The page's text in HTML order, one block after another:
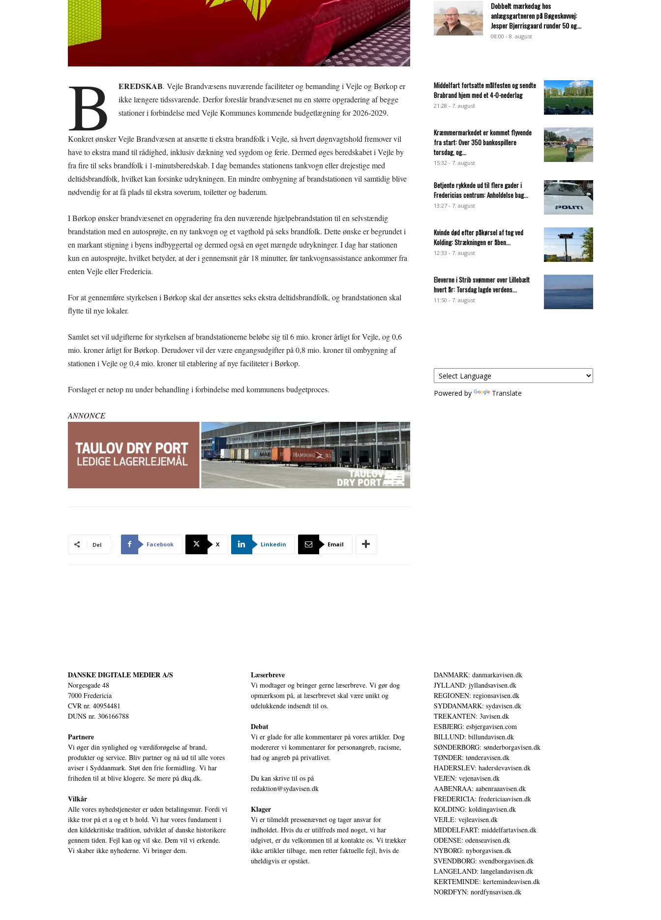
B EREDSKAB. Vejle Brandvæsens nuværende faciliteter og bemanding i Vejle og Børkop er
ikke længere tidssvarende. Derfor foreslår brandvæsenet nu en større opgradering af begge
stationer i forbindelse med Vejle Kommunes kommende budgetlægning for 2026-2029.
Konkret ønsker Vejle Brandvæsen at ansætte ti ekstra brandfolk i Vejle, så hvert døgnvagtshold fremover vil
have to ekstra mand til rådighed, inklusiv dækning ved sygdom og ferie. Dermed øges beredskabet i Vejle by
fra fire til seks brandfolk i 1-minutsberedskab. I dag bemandes stationens tankvogn eller drejestige med
deltidsbrandfolk, hvilket kan forsinke udrykningen. En mindre ombygning af brandstationen vil samtidig blive
nødvendig for at få plads til ekstra soverum, toiletter og baderum.
I Børkop ønsker brandvæsenet en opgradering fra den nuværende hjælpebrandstation til en selvstændig
brandstation med en autosprøjte, en ny tankvogn og et vagthold på seks brandfolk. Dette ønske er begrundet i
en markant stigning i byens indbyggertal og dermed også en øget mængde udrykninger. I dag har stationen
kun en autosprøjte, hvilket betyder, at der i gennemsnit går 18 minutter, før tankvognsassistance ankommer fra
enten Vejle eller Fredericia.
For at gennemføre styrkelsen i Børkop skal der ansættes seks ekstra deltidsbrandfolk, og brandstationen skal
flytte til nye lokaler.
Samlet set vil udgifterne for styrkelsen af brandstationerne beløbe sig til 6 mio. kroner årligt for Vejle, og 0,6
mio. kroner årligt for Børkop. Derudover vil der være engangsudgifter på 0,8 mio. kroner til ombygning af
stationen i Vejle og 0,4 mio. kroner til etablering af nye faciliteter i Børkop.
Forslaget er netop nu under behandling i forbindelse med kommunens budgetproces.
ANNONCE
Del Facebook X Linkedin Email
Dobbelt mærkedag hos
anlægsgartneren på Bøgeskovvej:
Jesper Bjerrisgaard runder 50 og...
08:00 - 8. august
Middelfart fortsatte målfesten og sendte
Brabrand hjem med et 4-0-nederlag
21:28 - 7. august
Kræmmermarkedet er kommet flyvende
fra start: Over 350 bankospillere
torsdag, og...
15:32 - 7. august
Betjente rykkede ud til flere gader i
Fredericias centrum: Anholdelse bag...
13:27 - 7. august
Kvinde død efter påkørsel af tog ved
Kolding: Strækningen er åben...
12:33 - 7. august
Eleverne i Strib svømmer over Lillebælt
hvert år: Torsdag lagde verdens...
11:50 - 7. august
Powered by Translate
DANSKE DIGITALE MEDIER A/S
Norgesgade 48
7000 Fredericia
CVR nr. 40954481
DUNS nr. 306166788
Partnere
Vi øger din synlighed og værdiforøgelse af brand,
produkter og service. Bliv partner og nå ud til alle vores
aviser i Syddanmark. Støt den frie formidling. Vi har
friheden til at blive klogere. Se mere på dkq.dk.
Vilkår
Alle vores nyhedstjenester er uden betalingsmur. Fordi vi
ikke tror på et a og et b hold. Vi har vores fundament i
den kildekritiske tradition, udviklet af danske historikere
gennem tiden. Fejl kan og vil ske. Dem vil vi erkende.
Vi skaber ikke nyhederne. Vi bringer dem.
Læserbreve
Vi modtager og bringer gerne læserbreve. Vi gør dog
opmærksom på, at læserbrevet skal være unikt og
udelukkende indsendt til os.
Debat
Vi er glade for alle kommentarer på vores artikler. Dog
modererer vi kommentarer for personangreb, racisme,
had og angreb på privatlivet.
Du kan skrive til os på
redaktion@sydavisen.dk
Klager
Vi er tilmeldt pressenævnet og tager ansvar for
indholdet. Hvis du er utilfreds med noget, vi har
udgivet, er du velkommen til at kontakte os. Vi trækker
ikke artikler tilbage, men retter faktuelle fejl, hvis de
uheldigvis er opstået.
DANMARK: danmarkavisen.dk
JYLLAND: jyllandsavisen.dk
REGIONEN: regionsavisen.dk
SYDDANMARK: sydavisen.dk
TREKANTEN: 3avisen.dk
ESBJERG: esbjergavisen.com
BILLUND: billundavisen.dk
SØNDERBORG: sønderborgavisen.dk
TØNDER: tønderavisen.dk
HADERSLEV: haderslevavisen.dk
VEJEN: vejenavisen.dk
AABENRAA: aabenraaavisen.dk
FREDERICIA: fredericiaavisen.dk
KOLDING: koldingavisen.dk
VEJLE: vejleavisen.dk
MIDDELFART: middelfartavisen.dk
ODENSE: odenseavisen.dk
NYBORG: nyborgavisen.dk
SVENDBORG: svendborgavisen.dk
LANGELAND: langelandavisen.dk
KERTEMINDE: kertemindeavisen.dk
NORDFYN: nordfynsavisen.dk